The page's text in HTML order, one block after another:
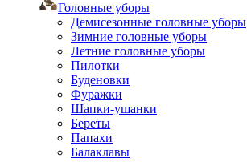
Головные уборы
Демисезонные головные уборы
Зимние головные уборы
Летние головные уборы
Пилотки
Буденовки
Фуражки
Шапки-ушанки
Береты
Папахи
Балаклавы